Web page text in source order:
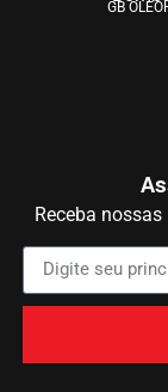
GB
Receba